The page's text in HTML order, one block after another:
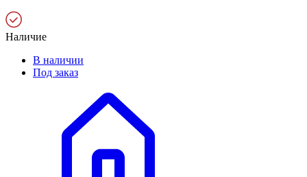
Наличие
В наличии
Под заказ